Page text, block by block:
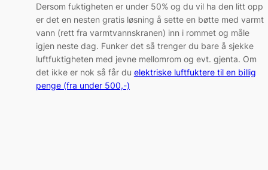
Dersom fuktigheten er under 50% og du vil ha den litt opp
er det en nesten gratis løsning å sette en bøtte med varmt
vann (rett fra varmtvannskranen) inn i rommet og måle
igjen neste dag. Funker det så trenger du bare å sjekke
luftfuktigheten med jevne mellomrom og evt. gjenta. Om
det ikke er nok så får du elektriske luftfuktere til en billig
penge (fra under 500,-)